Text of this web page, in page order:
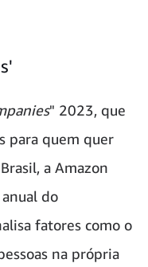
" 2023, que
para quem quer
a Amazon
do
fatores como o
na própria